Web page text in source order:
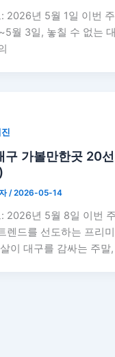
2026년 5월 1일 이번
월 3일, 놓칠 수 없는
구 가볼만한곳 20선
/2026-05-14
2026년 5월 8일 이번
렌드를 선도하는 프리
이 대구를 감싸는 주말,